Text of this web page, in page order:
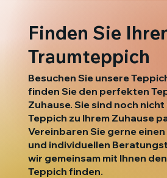
Finden Sie
Traumteppich
Besuchen Sie unsere
finden Sie den perfekten
Zuhause. Sie sind noch
Teppich zu Ihrem Zuhause
Vereinbaren Sie gerne
und individuellen
wir gemeinsam mit Ihnen
Teppich finden.